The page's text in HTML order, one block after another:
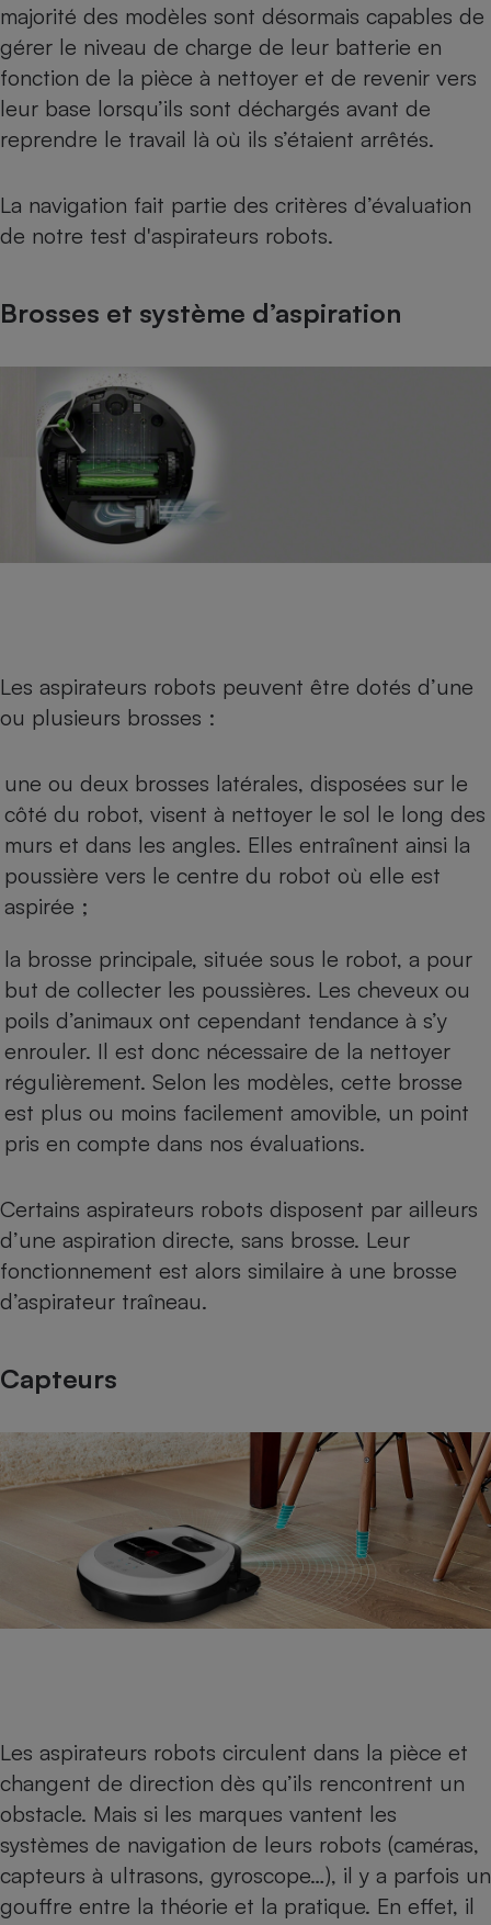
majorité des modèles sont désormais capables de
gérer le niveau de charge de leur batterie en
fonction de la pièce à nettoyer et de revenir vers
leur base lorsqu’ils sont déchargés avant de
reprendre le travail là où ils s’étaient arrêtés.
La navigation fait partie des critères d’évaluation
de notre test d'aspirateurs robots.
Brosses et système d’aspiration
Les aspirateurs robots peuvent être dotés d’une
ou plusieurs brosses :
une ou deux brosses latérales, disposées sur le
côté du robot, visent à nettoyer le sol le long des
murs et dans les angles. Elles entraînent ainsi la
poussière vers le centre du robot où elle est
aspirée ;
la brosse principale, située sous le robot, a pour
but de collecter les poussières. Les cheveux ou
poils d’animaux ont cependant tendance à s’y
enrouler. Il est donc nécessaire de la nettoyer
régulièrement. Selon les modèles, cette brosse
est plus ou moins facilement amovible, un point
pris en compte dans nos évaluations.
Certains aspirateurs robots disposent par ailleurs
d’une aspiration directe, sans brosse. Leur
fonctionnement est alors similaire à une brosse
d’aspirateur traîneau.
Capteurs
Les aspirateurs robots circulent dans la pièce et
changent de direction dès qu’ils rencontrent un
obstacle. Mais si les marques vantent les
systèmes de navigation de leurs robots (caméras,
capteurs à ultrasons, gyroscope…), il y a parfois un
gouffre entre la théorie et la pratique. En effet, il